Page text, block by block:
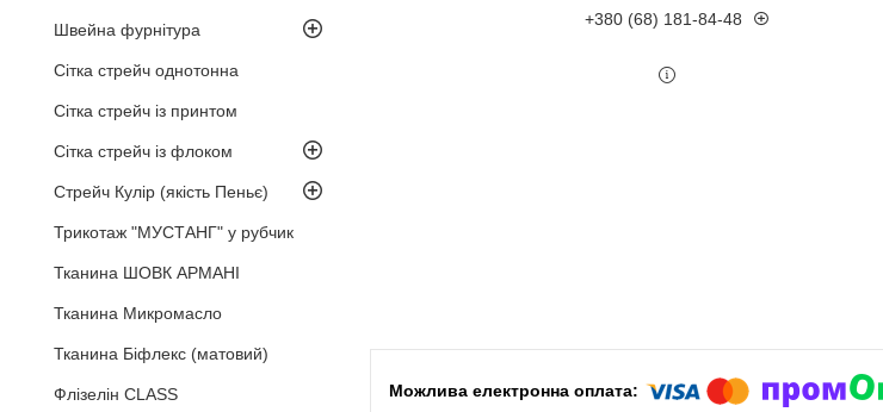
Швейна фурнітура
Сітка стрейч однотонна
Сітка стрейч із принтом
Сітка стрейч із флоком
Стрейч Кулір (якість Пеньє)
Трикотаж "МУСТАНГ" у рубчик
Тканина ШОВК АРМАНІ
Тканина Микромасло
Тканина Біфлекс (матовий)
Флізелін CLASS
+380 (68) 181-84-48